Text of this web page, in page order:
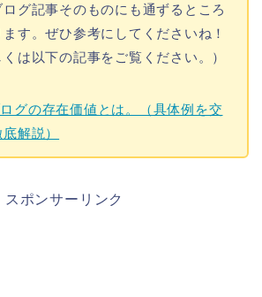
ログ記事そのものにも通ずるところ
ます。ぜひ参考にしてくださいね！
くは以下の記事をご覧ください。）
グの存在価値とは。（具体例を交
解説）
スポンサーリンク